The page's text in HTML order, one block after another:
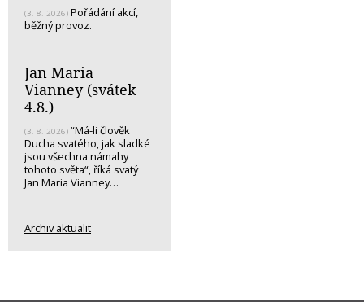
(3. 8. 2026) Pořádání akcí,
běžný provoz.
Jan Maria
Vianney (svátek
4.8.)
(3. 8. 2026) “Má-li člověk
Ducha svatého, jak sladké
jsou všechna námahy
tohoto světa“, říká svatý
Jan Maria Vianney…
Archiv aktualit